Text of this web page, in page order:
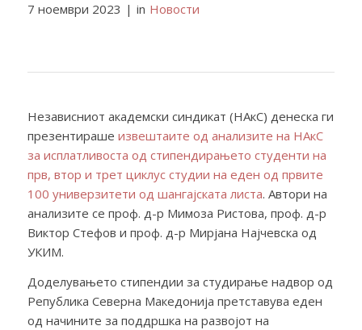
7 ноември 2023 | in Новости
Независниот академски синдикат (НАкС) денеска ги
презентираше извештаите од анализите на НАкС
за исплатливоста од стипендирањето студенти на
прв, втор и трет циклус студии на еден од првите
100 универзитети од шангајската листа. Автори на
анализите се проф. д-р Мимоза Ристова, проф. д-р
Виктор Стефов и проф. д-р Мирјана Најчевска од
УКИМ.
Доделувањето стипендии за студирање надвор од
Република Северна Македонија претставува еден
од начините за поддршка на развојот на